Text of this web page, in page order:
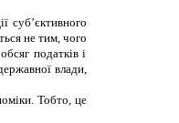
суб’єктивного
не тим, чого
податків і
влади,
Тобто, це